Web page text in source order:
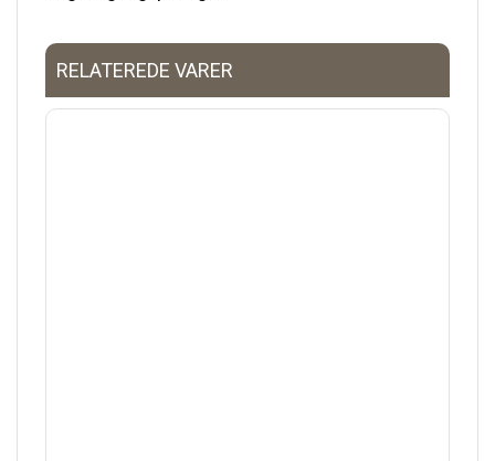
RELATEREDE VARER